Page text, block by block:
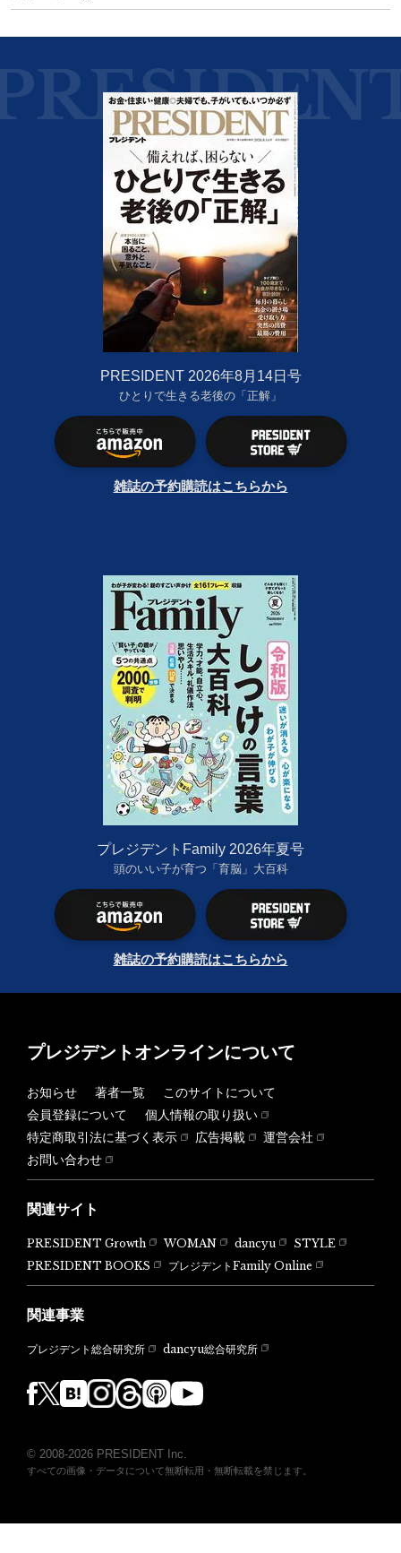
PRESIDENT 2026年8月14日号
ひとりで生きる老後の「正解」
雑誌の予約購読はこちらから
プレジデントFamily 2026年夏号
頭のいい子が育つ「育脳」大百科
雑誌の予約購読はこちらから
プレジデントオンラインについて
お知らせ 著者一覧
このサイトについて
会員登録について
個人情報の取り扱い
特定商取引法に基づく表示
広告掲載
運営会社
お問い合わせ
関連サイト
PRESIDENT Growth WOMAN dancyu
STYLE
PRESIDENT BOOKS
プレジデントFamily Online
関連事業
プレジデント総合研究所 dancyu総合研究所
© 2008-2026 PRESIDENT Inc.
すべての画像・データについて無断転用・無断転載を禁じます。